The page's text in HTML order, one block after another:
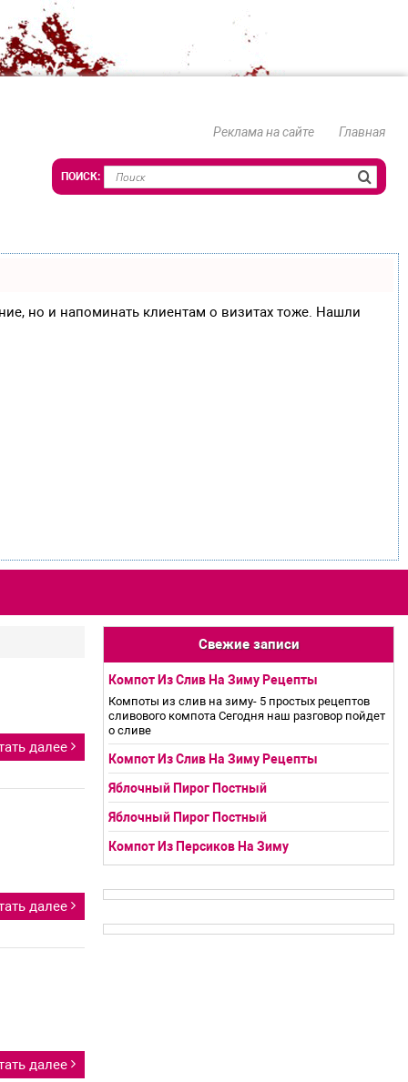
Реклама на сайте Главная
но и напоминать клиентам о визитах тоже. Нашли
далее
далее
далее
Свежие записи
Компот Из Слив На Зиму Рецепты
Компоты из слив на зиму- 5 простых рецептов
сливового компота Сегодня наш разговор пойдет
о сливе
Компот Из Слив На Зиму Рецепты
Яблочный Пирог Постный
Яблочный Пирог Постный
Компот Из Персиков На Зиму